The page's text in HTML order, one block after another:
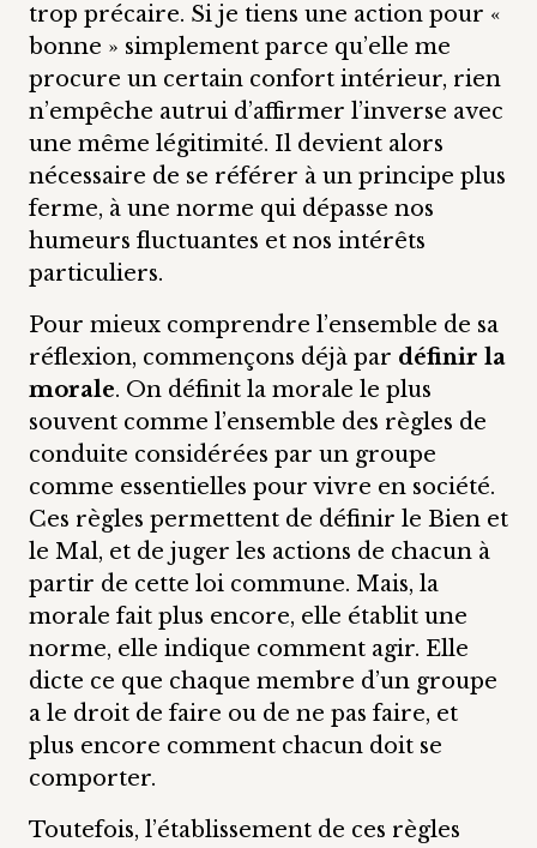
trop précaire. Si je tiens une action pour «
bonne » simplement parce qu’elle me
procure un certain confort intérieur, rien
n’empêche autrui d’affirmer l’inverse avec
une même légitimité. Il devient alors
nécessaire de se référer à un principe plus
ferme, à une norme qui dépasse nos
humeurs fluctuantes et nos intérêts
particuliers.
Pour mieux comprendre l’ensemble de sa
réflexion, commençons déjà par définir la
morale. On définit la morale le plus
souvent comme l’ensemble des règles de
conduite considérées par un groupe
comme essentielles pour vivre en société.
Ces règles permettent de définir le Bien et
le Mal, et de juger les actions de chacun à
partir de cette loi commune. Mais, la
morale fait plus encore, elle établit une
norme, elle indique comment agir. Elle
dicte ce que chaque membre d’un groupe
a le droit de faire ou de ne pas faire, et
plus encore comment chacun doit se
comporter.
Toutefois, l’établissement de ces règles